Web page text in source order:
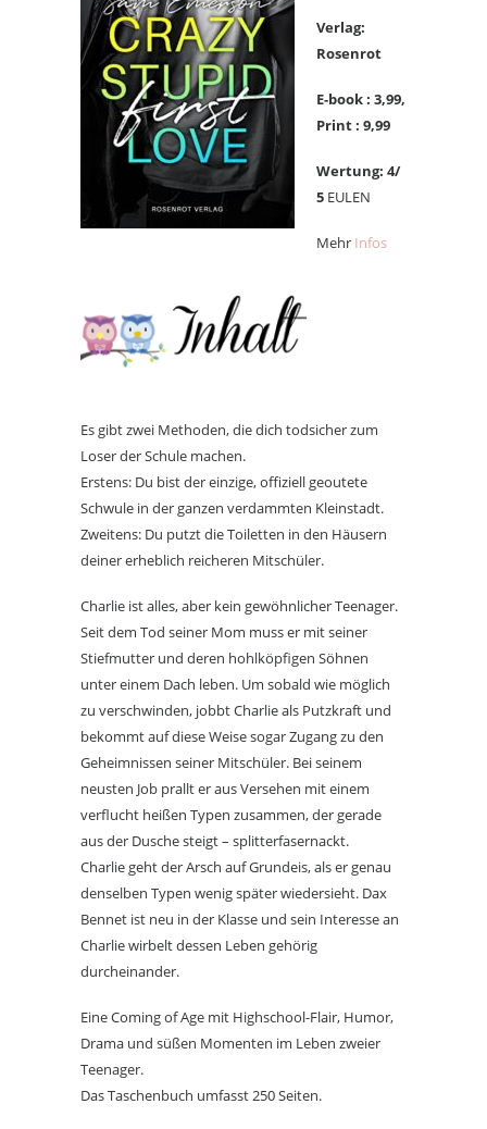
Verlag:
Rosenrot
E-book : 3,99,
Print : 9,99
Wertung: 4/
5 EULEN
Mehr Infos
Es gibt zwei Methoden, die dich todsicher zum
Loser der Schule machen.
Erstens: Du bist der einzige, offiziell geoutete
Schwule in der ganzen verdammten Kleinstadt.
Zweitens: Du putzt die Toiletten in den Häusern
deiner erheblich reicheren Mitschüler.
Charlie ist alles, aber kein gewöhnlicher Teenager.
Seit dem Tod seiner Mom muss er mit seiner
Stiefmutter und deren hohlköpfigen Söhnen
unter einem Dach leben. Um sobald wie möglich
zu verschwinden, jobbt Charlie als Putzkraft und
bekommt auf diese Weise sogar Zugang zu den
Geheimnissen seiner Mitschüler. Bei seinem
neusten Job prallt er aus Versehen mit einem
verflucht heißen Typen zusammen, der gerade
aus der Dusche steigt – splitterfasernackt.
Charlie geht der Arsch auf Grundeis, als er genau
denselben Typen wenig später wiedersieht. Dax
Bennet ist neu in der Klasse und sein Interesse an
Charlie wirbelt dessen Leben gehörig
durcheinander.
Eine Coming of Age mit Highschool-Flair, Humor,
Drama und süßen Momenten im Leben zweier
Teenager.
Das Taschenbuch umfasst 250 Seiten.